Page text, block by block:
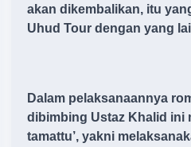
akan dikembalikan, itu
Uhud Tour dengan yang
Dalam pelaksanaannya
dibimbing Ustaz Khalid ini
tamattu’, yakni